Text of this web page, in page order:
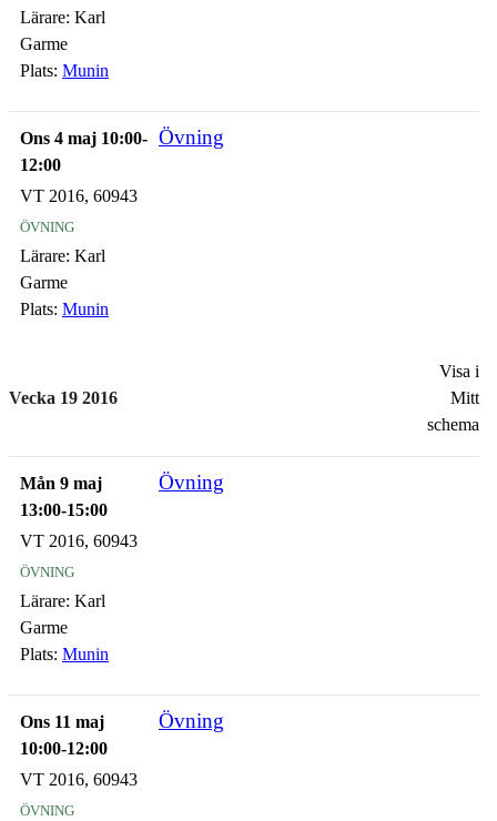
Lärare: Karl
Garme
Plats: Munin
Ons 4 maj 10:00-
12:00
Övning
VT 2016, 60943
övning
Lärare: Karl
Garme
Plats: Munin
Vecka 19 2016
Visa i
Mitt
schema
Mån 9 maj
13:00-15:00
Övning
VT 2016, 60943
övning
Lärare: Karl
Garme
Plats: Munin
Ons 11 maj
10:00-12:00
Övning
VT 2016, 60943
övning